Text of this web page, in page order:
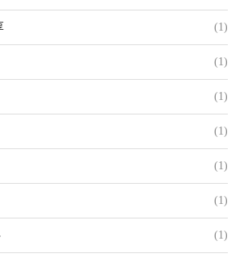
(1)
(1)
(1)
(1)
(1)
(1)
(1)